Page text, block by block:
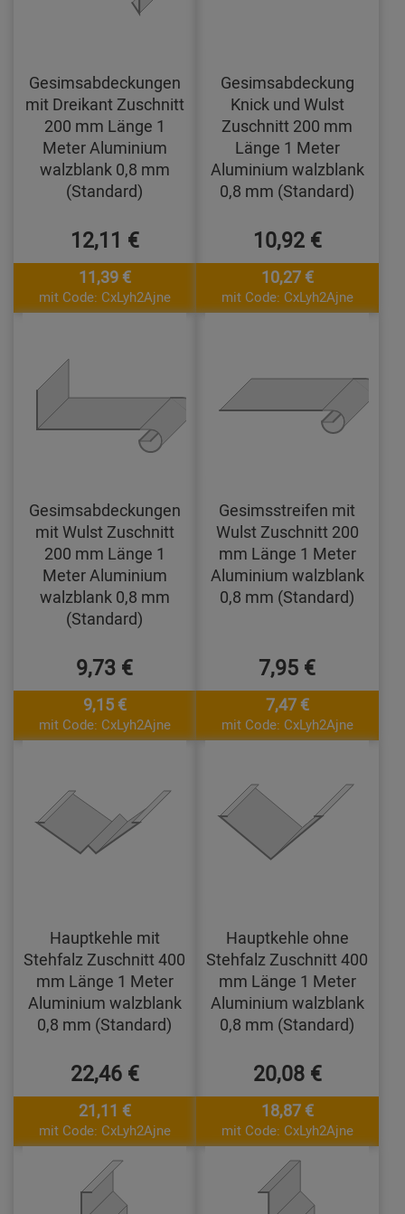
Gesimsabdeckungen
mit Dreikant Zuschnitt
200 mm Länge 1
Meter Aluminium
walzblank 0,8 mm
(Standard)
12,11 €
11,39 €
mit Code: CxLyh2Ajne
Gesimsabdeckung
Knick und Wulst
Zuschnitt 200 mm
Länge 1 Meter
Aluminium walzblank
0,8 mm (Standard)
10,92 €
10,27 €
mit Code: CxLyh2Ajne
Gesimsabdeckungen
mit Wulst Zuschnitt
200 mm Länge 1
Meter Aluminium
walzblank 0,8 mm
(Standard)
9,73 €
9,15 €
mit Code: CxLyh2Ajne
Gesimsstreifen mit
Wulst Zuschnitt 200
mm Länge 1 Meter
Aluminium walzblank
0,8 mm (Standard)
7,95 €
7,47 €
mit Code: CxLyh2Ajne
Hauptkehle mit
Stehfalz Zuschnitt 400
mm Länge 1 Meter
Aluminium walzblank
0,8 mm (Standard)
22,46 €
21,11 €
mit Code: CxLyh2Ajne
Hauptkehle ohne
Stehfalz Zuschnitt 400
mm Länge 1 Meter
Aluminium walzblank
0,8 mm (Standard)
20,08 €
18,87 €
mit Code: CxLyh2Ajne